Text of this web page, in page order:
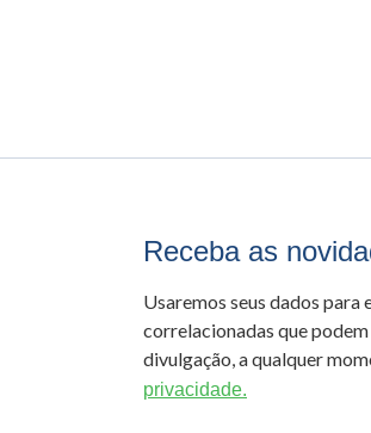
Receba as
Usaremos seus dados
correlacionadas que
divulgação, a qualquer
privacidade.